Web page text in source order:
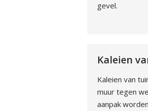
gevel.
Kaleien
Kaleien van
muur tegen
aanpak